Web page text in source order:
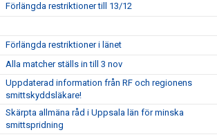
Förlängda restriktioner till 13/12
Förlängda restriktioner i länet
Alla matcher ställs in till 3 nov
Uppdaterad information från RF och regionens
smittskyddsläkare!
Skärpta allmäna råd i Uppsala län för minska
smittspridning